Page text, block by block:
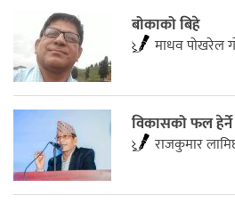
बोकाको बिहे
माधव पोखरेल
विकासको फल
राजकुमार